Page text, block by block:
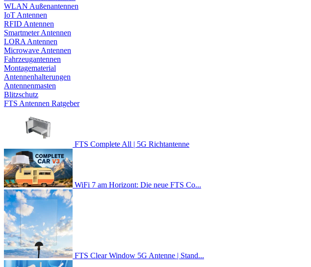
WLAN Außenantennen
IoT Antennen
RFID Antennen
Smartmeter Antennen
LORA Antennen
Microwave Antennen
Fahrzeugantennen
Montagematerial
Antennenhalterungen
Antennenmasten
Blitzschutz
FTS Antennen Ratgeber
FTS Complete All | 5G Richtantenne
WiFi 7 am Horizont: Die neue FTS Co...
FTS Clear Window 5G Antenne | Stand...